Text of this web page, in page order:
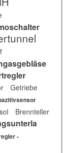
Getriebe
Brennteller
-